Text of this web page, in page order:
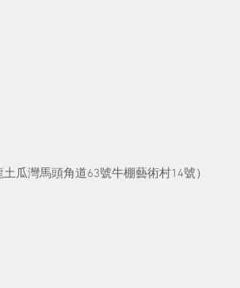
瓜灣馬頭角道63號牛棚藝術村14號）